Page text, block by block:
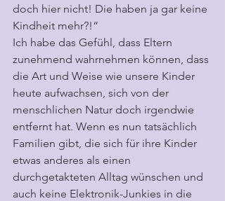
doch hier nicht! Die haben ja gar keine
Kindheit mehr?!“
Ich habe das Gefühl, dass Eltern
zunehmend wahrnehmen können, dass
die Art und Weise wie unsere Kinder
heute aufwachsen, sich von der
menschlichen Natur doch irgendwie
entfernt hat. Wenn es nun tatsächlich
Familien gibt, die sich für ihre Kinder
etwas anderes als einen
durchgetakteten Alltag wünschen und
auch keine Elektronik-Junkies in die